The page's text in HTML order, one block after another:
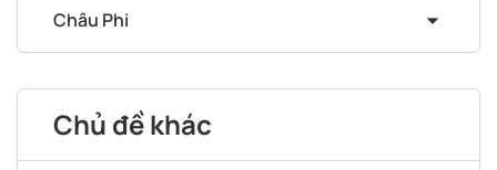
Châu Phi
Chủ đề khác